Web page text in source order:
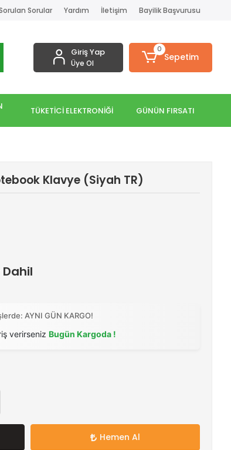
Sorular Yardım İletişim Bayilik Başvurusu
Giriş Yap
Üye Ol
0
Sepetim
TÜKETİCİ ELEKTRONİĞİ GÜNÜN FIRSATI
Klavye (Siyah TR)
AYNI GÜN KARGO!
verirseniz Bugün Kargoda !
Hemen Al